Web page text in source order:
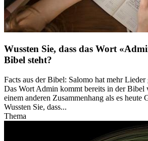
Wussten Sie, dass das Wort
Bibel steht?
Facts aus der Bibel: Salomo hat mehr
Das Wort Admin kommt bereits in der Bibel
einem anderen Zusammenhang als es heute
Wussten Sie, dass...
Thema